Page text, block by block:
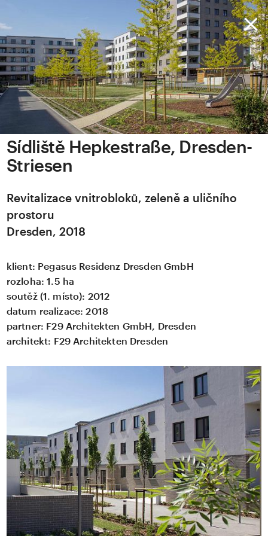
Sídliště Hepkestraße, Dresden-
Striesen
Revitalizace vnitrobloků, zeleně a uličního
prostoru
Dresden, 2018
klient: Pegasus Residenz Dresden GmbH
rozloha: 1.5 ha
soutěž (1. místo): 2012
datum realizace: 2018
partner: F29 Architekten GmbH, Dresden
architekt: F29 Architekten Dresden